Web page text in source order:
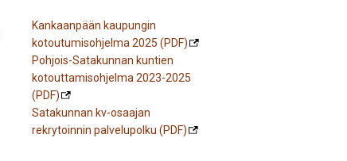
Kankaanpään kaupungin
kotoutumisohjelma 2025 (PDF)
Pohjois-Satakunnan kuntien
kotouttamisohjelma 2023-2025
(PDF)
Satakunnan kv-osaajan
rekrytoinnin palvelupolku (PDF)